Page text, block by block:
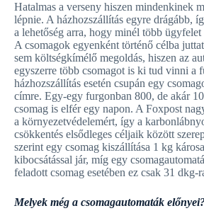
Hatalmas a verseny hiszen mindenkinek
lépnie. A házhozszállítás egyre drágább,
a lehetőség arra, hogy minél több ügyfelet
A csomagok egyenként történő célba
sem költségkímélő megoldás, hiszen az
egyszerre több csomagot is ki tud vinni a
házhozszállítás esetén csupán egy
címre. Egy-egy furgonban 800, de akár
csomag is elfér egy napon. A Foxpost
a környezetvédelemért, így a
csökkentés elsődleges céljaik között
szerint egy csomag kiszállítása 1 kg
kibocsátással jár, míg egy
feladott csomag esetében ez csak 31 dkg-
Melyek még a csomagautomaták